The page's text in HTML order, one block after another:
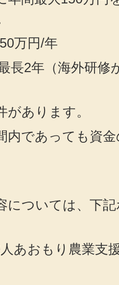
万円/年
長2年（海外研
あります。
内であっても資
については、下
あおもり農業支